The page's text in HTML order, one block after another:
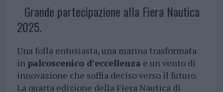
Grande partecipazione alla Fiera Nautica
2025.
Una folla entusiasta, una marina trasformata
in palcoscenico d’eccellenza e un vento di
innovazione che soffia deciso verso il futuro.
La quarta edizione della Fiera Nautica di